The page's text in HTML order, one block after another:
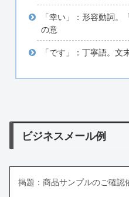
「幸い」：形容動詞。
の意
「です」：丁寧語。文
ビジネスメール例
掲題：商品サンプルのご確認